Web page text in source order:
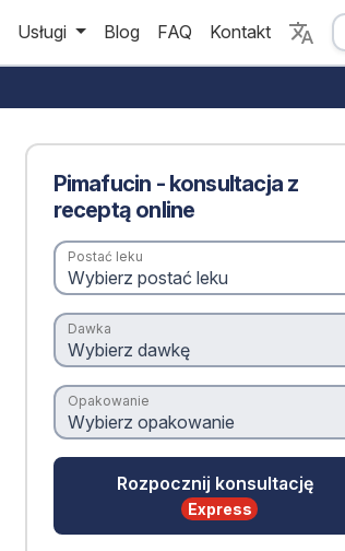
Usługi Blog FAQ Kontakt
Pimafucin - konsultacja z
receptą online
Postać leku
Dawka
Opakowanie
Express